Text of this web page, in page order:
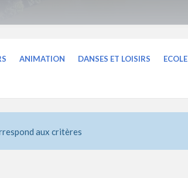
ANIMATION DANSES ET LOISIRS ECOLE
aux critères